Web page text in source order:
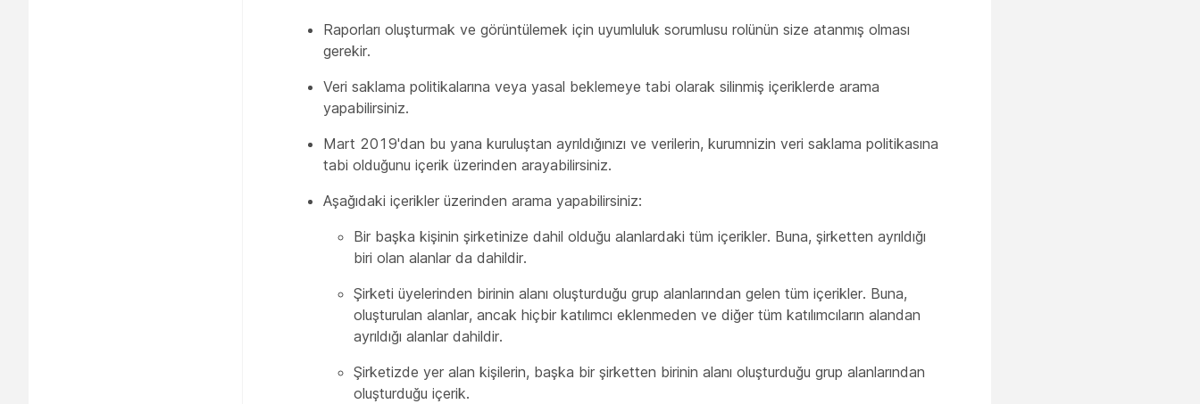
Raporları oluşturmak ve görüntülemek için uyumluluk sorumlusu rolünün size atanmış olması
gerekir.
Veri saklama politikalarına veya yasal beklemeye tabi olarak silinmiş içeriklerde arama
yapabilirsiniz.
Mart 2019'dan bu yana kuruluştan ayrıldığınızı ve verilerin, kurumnizin veri saklama politikasına
tabi olduğunu içerik üzerinden arayabilirsiniz.
Aşağıdaki içerikler üzerinden arama yapabilirsiniz:
Bir başka kişinin şirketinize dahil olduğu alanlardaki tüm içerikler. Buna, şirketten ayrıldığı
biri olan alanlar da dahildir.
Şirketi üyelerinden birinin alanı oluşturduğu grup alanlarından gelen tüm içerikler. Buna,
oluşturulan alanlar, ancak hiçbir katılımcı eklenmeden ve diğer tüm katılımcıların alandan
ayrıldığı alanlar dahildir.
Şirketizde yer alan kişilerin, başka bir şirketten birinin alanı oluşturduğu grup alanlarından
oluşturduğu içerik.